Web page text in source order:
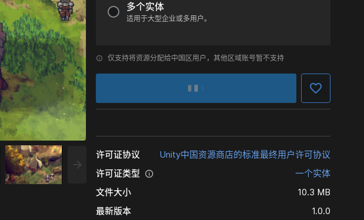
多个实体
适用于大型企业或多用户。
仅支持将资源分配给中国区用户，其他区域账号暂不支持
许可证协议
Unity中国资源商店的标准最终用户许可协议
许可证类型
一个实体
文件大小
10.3 MB
最新版本
1.0.0